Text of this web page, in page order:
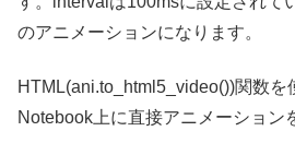
のアニメーションになります。
HTML(ani.to_html5_video())関数を
Notebook上に直接アニメーション